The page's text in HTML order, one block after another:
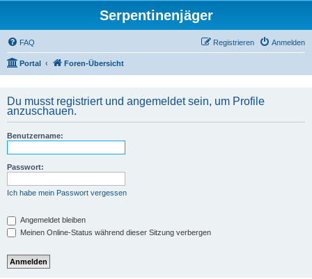
Serpentinenjäger
FAQ Anmelden
Registrieren
Portal Foren-Übersicht
Du musst registriert und angemeldet sein, um Profile
anzuschauen.
Benutzername:
Passwort:
Ich habe mein Passwort vergessen
Angemeldet bleiben
Meinen Online-Status während dieser Sitzung verbergen